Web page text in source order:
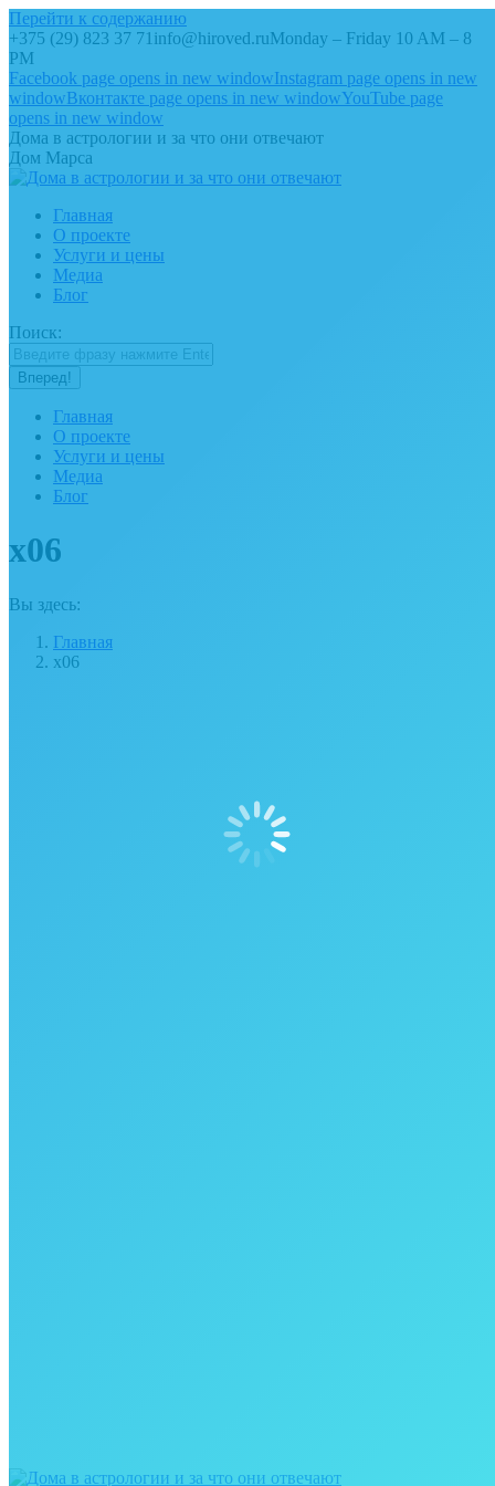
Перейти к содержанию
+375 (29) 823 37 71 info@hiroved.ruMonday – Friday 10 AM – 8
PM
Facebook page opens in new windowInstagram page opens in new
windowВконтакте page opens in new windowYouTube page
opens in new window
Дома в астрологии и за что они отвечают
Дом Марса
Главная
О проекте
Услуги и цены
Медиа
Блог
Поиск:
Главная
О проекте
Услуги и цены
Медиа
Блог
x06
Вы здесь:
Главная
x06